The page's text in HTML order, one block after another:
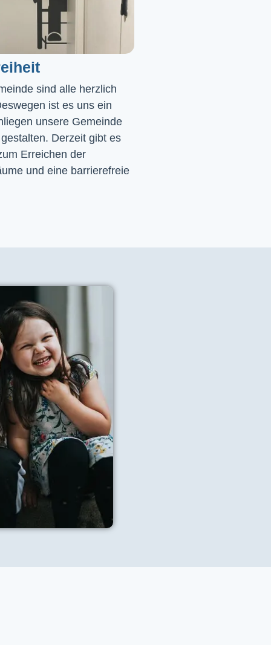
sind alle herzlich
ist es uns ein
unsere Gemeinde
Derzeit gibt es
Erreichen der
und eine barrierefreie